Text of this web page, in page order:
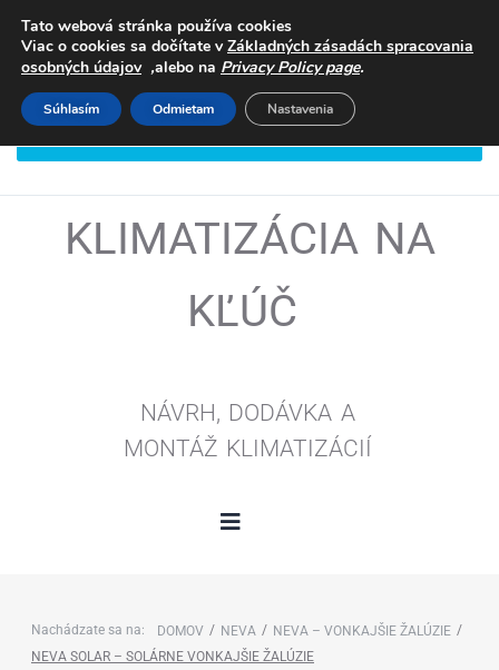
KLIMATIZÁCIA NA
KĽÚČ
NÁVRH, DODÁVKA A
MONTÁŽ KLIMATIZÁCIÍ
Nachádzate sa na: DOMOV / NEVA / NEVA – VONKAJŠIE ŽALÚZIE /
NEVA SOLAR – SOLÁRNE VONKAJŠIE ŽALÚZIE
Tato webová stránka používa cookies
Viac o cookies sa dočítate vZákladných zásadách spracovania
osobných údajov,alebo na Privacy Policy page.
Súhlasím Odmietam Nastavenia